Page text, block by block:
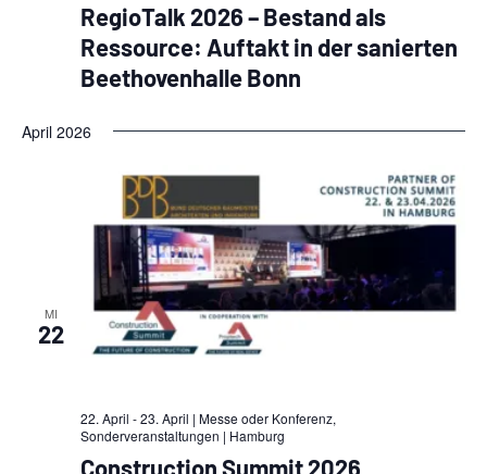
RegioTalk 2026 – Bestand als
Ressource: Auftakt in der sanierten
Beethovenhalle Bonn
April 2026
MI
22
22. April - 23. April | Messe oder Konferenz,
Sonderveranstaltungen | Hamburg
Construction Summit 2026